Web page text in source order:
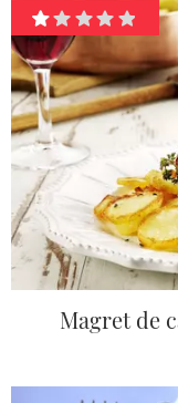
Magret de